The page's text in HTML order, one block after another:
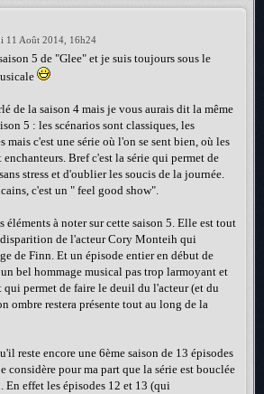
11 Août 2014, 16h24
5 de "Glee" et je suis toujours sous le
de la saison 4 mais je vous aurais dit la même
5 : les scénarios sont classiques, les
mais c'est une série où l'on se sent bien, où les
Bref c'est la série qui permet de
stress et d'oublier les soucis de la journée.
c'est un " feel good show".
à noter sur cette saison 5. Elle est tout
disparition de l'acteur Cory Monteih qui
de Finn. Et un épisode entier en début de
bel hommage musical pas trop larmoyant et
permet de faire le deuil du l'acteur (et du
ombre restera présente tout au long de la
reste encore une 6ème saison de 13 épisodes
considère pour ma part que la série est bouclée
En effet les épisodes 12 et 13 (qui